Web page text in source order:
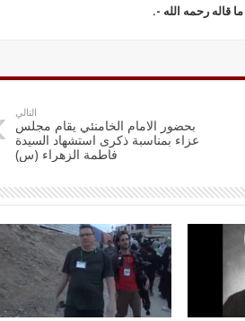
قاله رحمه الله -.
التالي
بحضور الامام الخامنئي يقام مجلس
عزاء بمناسبة ذكرى استشهاد السيدة
فاطمة الزهراء (س)